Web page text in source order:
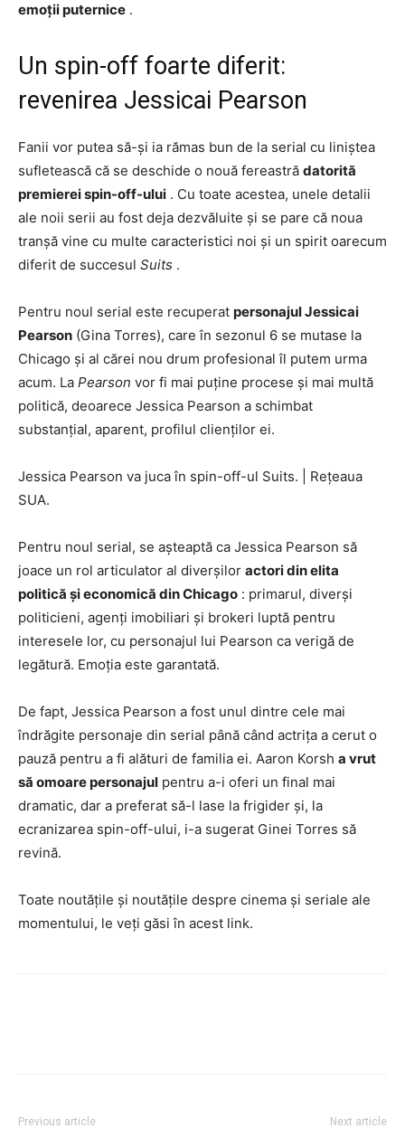
emoții puternice .
Un spin-off foarte diferit:
revenirea Jessicai Pearson
Fanii vor putea să-și ia rămas bun de la serial cu liniștea
sufletească că se deschide o nouă fereastră datorită
premierei spin-off-ului . Cu toate acestea, unele detalii
ale noii serii au fost deja dezvăluite și se pare că noua
tranșă vine cu multe caracteristici noi și un spirit oarecum
diferit de succesul Suits .
Pentru noul serial este recuperat personajul Jessicai
Pearson (Gina Torres), care în sezonul 6 se mutase la
Chicago și al cărei nou drum profesional îl putem urma
acum. La Pearson vor fi mai puține procese și mai multă
politică, deoarece Jessica Pearson a schimbat
substanțial, aparent, profilul clienților ei.
Jessica Pearson va juca în spin-off-ul Suits.
Rețeaua
SUA.
Pentru noul serial, se așteaptă ca Jessica Pearson să
joace un rol articulator al diverșilor actori din elita
politică și economică din Chicago : primarul, diverși
politicieni, agenți imobiliari și brokeri luptă pentru
interesele lor, cu personajul lui Pearson ca verigă de
legătură. Emoția este garantată.
De fapt, Jessica Pearson a fost unul dintre cele mai
îndrăgite personaje din serial până când actrița a cerut o
pauză pentru a fi alături de familia ei. Aaron Korsh a vrut
să omoare personajul pentru a-i oferi un final mai
dramatic, dar a preferat să-l lase la frigider și, la
ecranizarea spin-off-ului, i-a sugerat Ginei Torres să
revină.
Toate noutățile și noutățile despre cinema și seriale ale
momentului, le veți găsi în acest link.
Previous article Next article